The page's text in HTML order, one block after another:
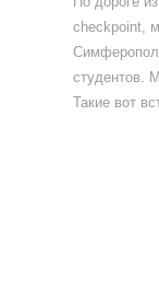
checkpoint,
студентов.
Такие вот